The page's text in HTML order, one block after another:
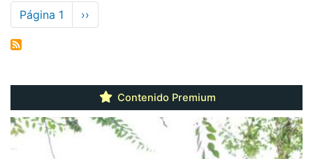
Paginación
Página 1
Siguiente
página
››
Contenido Premium